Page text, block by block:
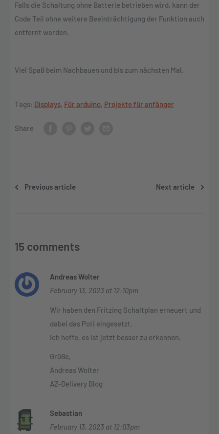
Falls die Schaltung ohne Batterie betrieben wird, kann der
Code Teil ohne weitere Beeinträchtigung der Funktion auch
entfernt werden.
Viel Spaß beim Nachbauen und bis zum nächsten Mal.
Tags: Displays, Für arduino, Projekte für anfänger
Share
Previous article Next article
15 comments
Andreas Wolter
February 13, 2023 at 12:10pm
Wir haben den Fritzing Schaltplan erneuert und
dabei das Poti eingesetzt.
Ich hoffe, es ist jetzt besser zu erkennen.
Grüße,
Andreas Wolter
AZ-Delivery Blog
Sebastian
February 13, 2023 at 12:03pm